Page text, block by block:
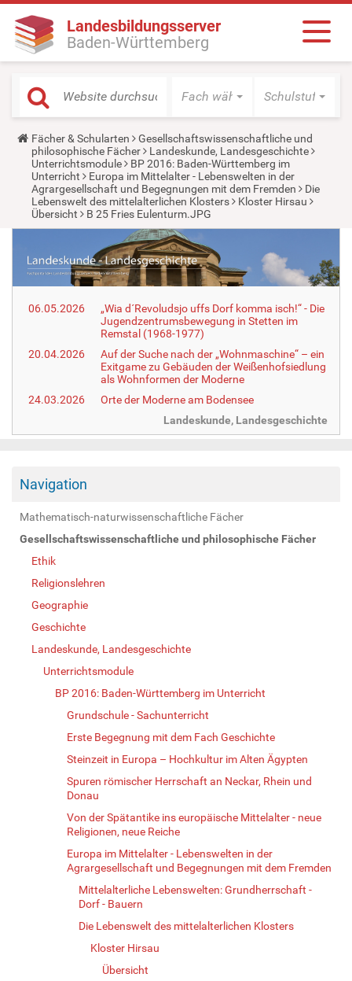
Landesbildungsserver
Baden-Württemberg
Fach wählen Schulstufe
Y
o
u
a
r
e
h
e
:
Fächer & Schularten
Gesellschaftswissenschaftliche und
philosophische Fächer
Landeskunde, Landesgeschichte
Unterrichtsmodule
BP 2016: Baden-Württemberg im
Unterricht
Europa im Mittelalter - Lebenswelten in der
Agrargesellschaft und Begegnungen mit dem Fremden
Die
Lebenswelt des mittelalterlichen Klosters
Kloster Hirsau
Übersicht
B 25 Fries Eulenturm.JPG
06.05.2026
„Wia d´Revoludsjo uffs Dorf komma isch!“ - Die
Jugendzentrumsbewegung in Stetten im
Remstal (1968-1977)
20.04.2026
Auf der Suche nach der „Wohnmaschine“ – ein
Exitgame zu Gebäuden der Weißenhofsiedlung
als Wohnformen der Moderne
24.03.2026
Orte der Moderne am Bodensee
Landeskunde, Landesgeschichte
Navigation
Mathematisch-naturwissenschaftliche Fächer
Gesellschaftswissenschaftliche und philosophische Fächer
Ethik
Religionslehren
Geographie
Geschichte
Landeskunde, Landesgeschichte
Unterrichtsmodule
BP 2016: Baden-Württemberg im Unterricht
Grundschule - Sachunterricht
Erste Begegnung mit dem Fach Geschichte
Steinzeit in Europa – Hochkultur im Alten Ägypten
Spuren römischer Herrschaft an Neckar, Rhein und
Donau
Von der Spätantike ins europäische Mittelalter - neue
Religionen, neue Reiche
Europa im Mittelalter - Lebenswelten in der
Agrargesellschaft und Begegnungen mit dem Fremden
Mittelalterliche Lebenswelten: Grundherrschaft -
Dorf - Bauern
Die Lebenswelt des mittelalterlichen Klosters
Kloster Hirsau
Übersicht